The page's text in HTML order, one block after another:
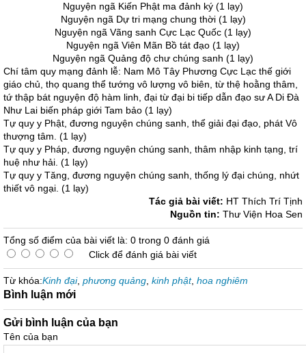
Nguyện ngã Kiến Phật ma đảnh ký (1 lạy)
Nguyện ngã Dự tri mạng chung thời (1 lạy)
Nguyện ngã Vãng sanh Cực Lạc Quốc (1 lạy)
Nguyện ngã Viên Mãn Bồ tát đạo (1 lạy)
Nguyện ngã Quảng độ chư chúng sanh (1 lạy)
Chí tâm quy mạng đảnh lễ: Nam Mô Tây Phương Cực Lạc thế giới
giáo chủ, thọ quang thể tướng vô lượng vô biên, từ thệ hoằng thâm,
tứ thập bát nguyện độ hàm linh, đại từ đại bi tiếp dẫn đạo sư A Di Đà
Như Lai biến pháp giới Tam bảo (1 lạy)
Tự quy y Phật, đương nguyện chúng sanh, thể giải đại đạo, phát Vô
thượng tâm. (1 lạy)
Tự quy y Pháp, đương nguyện chúng sanh, thâm nhập kinh tạng, trí
huệ như hải. (1 lạy)
Tự quy y Tăng, đương nguyện chúng sanh, thống lý đại chúng, nhứt
thiết vô ngại. (1 lạy)
Tác giả bài viết: HT Thích Trí Tịnh
Nguồn tin: Thư Viện Hoa Sen
Tổng số điểm của bài viết là: 0 trong 0 đánh giá
Click để đánh giá bài viết
Từ khóa:Kinh đại, phương quảng kinh phật, hoa nghiêm
Bình luận mới
Gửi bình luận của bạn
Tên của bạn